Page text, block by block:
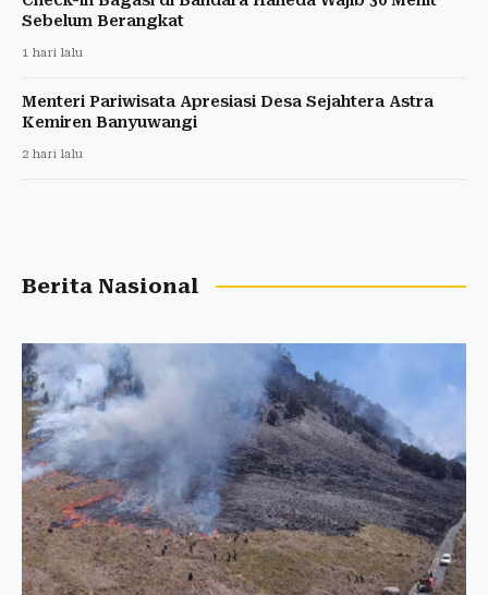
Sebelum Berangkat
1 hari lalu
Menteri Pariwisata Apresiasi Desa Sejahtera Astra
Kemiren Banyuwangi
2 hari lalu
Berita Nasional